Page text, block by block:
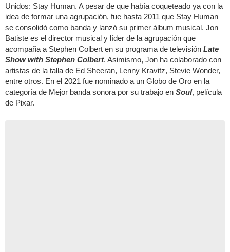
Unidos: Stay Human. A pesar de que había coqueteado ya con la
idea de formar una agrupación, fue hasta 2011 que Stay Human
se consolidó como banda y lanzó su primer álbum musical. Jon
Batiste es el director musical y líder de la agrupación que
acompaña a Stephen Colbert en su programa de televisión Late
Show with Stephen Colbert. Asimismo, Jon ha colaborado con
artistas de la talla de Ed Sheeran, Lenny Kravitz, Stevie Wonder,
entre otros. En el 2021 fue nominado a un Globo de Oro en la
categoría de Mejor banda sonora por su trabajo en Soul, película
de Pixar.